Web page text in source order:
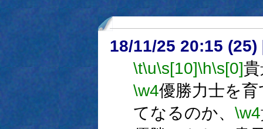
18/11/25 20:15 (25)
\t\u\s[10]\h\s[0]
\w4優勝力士を
てなるのか、 \w4